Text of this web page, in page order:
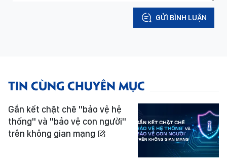
GỬI BÌNH LUẬN
TIN CÙNG CHUYÊN MỤC
Gắn kết chặt chẽ "bảo vệ hệ
thống" và "bảo vệ con người"
trên không gian mạng